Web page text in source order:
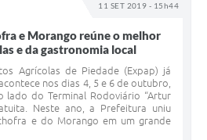
11 SET 2019 - 15h44
e Morango reúne o melhor
e da gastronomia local
Agrícolas de Piedade (Expap) já
nos dias 4, 5 e 6 de outubro,
lado do Terminal Rodoviário “Artur
Neste ano, a Prefeitura uniu
e do Morango em um grande